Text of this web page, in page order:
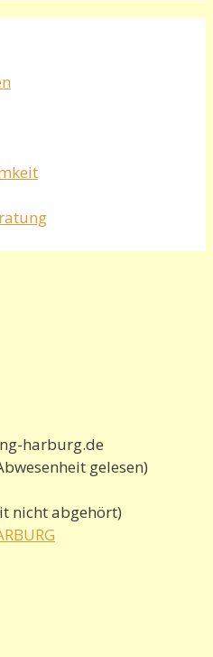
harburg.de
gelesen)
nicht abgehört)